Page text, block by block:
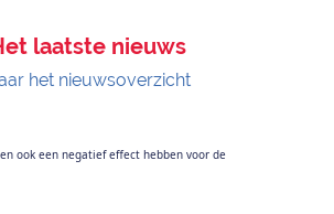
laatste nieuws
het nieuwsoverzicht